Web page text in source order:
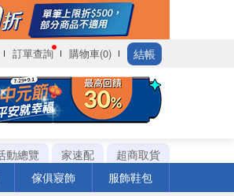
訂單查詢 購物車(0) 結帳
動總覽 家速配
超商取貨
傢俱寢飾 服飾鞋包